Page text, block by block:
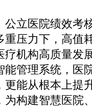
公立医院绩效考
重压力下，高值
机构高质量发
能管理系统，医
更能从根本上提
为构建智慧医院